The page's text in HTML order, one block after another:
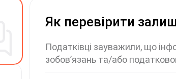
Як перевірити
Податківці зауважили, що
зобов’язань та/або